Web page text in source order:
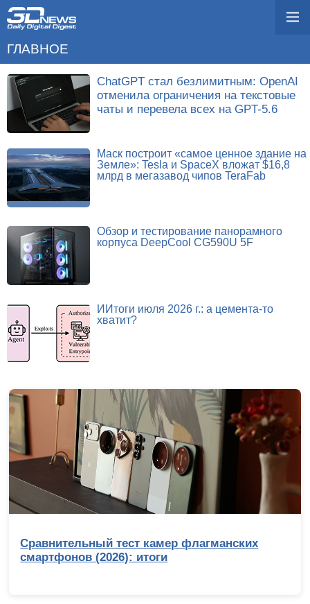
ГЛАВНОЕ
ChatGPT стал безлимитным: OpenAI
отменила ограничения на текстовые
чаты и перевела всех на GPT-5.6
Маск построит «самое ценное здание на
Земле»: Tesla и SpaceX вложат $16,8
млрд в мегазавод чипов TeraFab
Обзор и тестирование панорамного
корпуса DeepCool CG590U 5F
ИИтоги июля 2026 г.: а цемента-то
хватит?
Сравнительный тест камер флагманских
смартфонов (2026): итоги